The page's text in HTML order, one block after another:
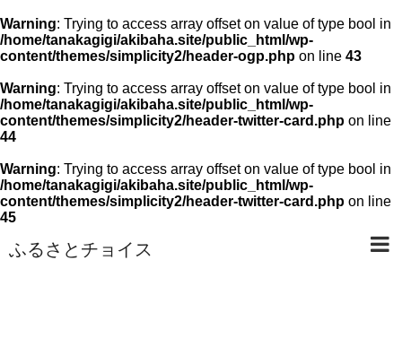
Warning: Trying to access array offset on value of type bool in
/home/tanakagigi/akibaha.site/public_html/wp-
content/themes/simplicity2/header-ogp.php on line 43
Warning: Trying to access array offset on value of type bool in
/home/tanakagigi/akibaha.site/public_html/wp-
content/themes/simplicity2/header-twitter-card.php on line
44
Warning: Trying to access array offset on value of type bool in
/home/tanakagigi/akibaha.site/public_html/wp-
content/themes/simplicity2/header-twitter-card.php on line
45
ふるさとチョイス